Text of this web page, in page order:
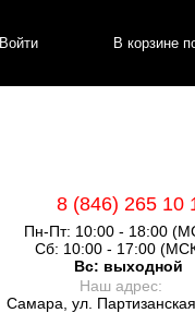
Войти В корзине
8 (846) 265 10
Пн-Пт: 10:00 - 18:00
Сб: 10:00 - 17:00
Вс: выходной
Наш адрес:
Самара, ул.